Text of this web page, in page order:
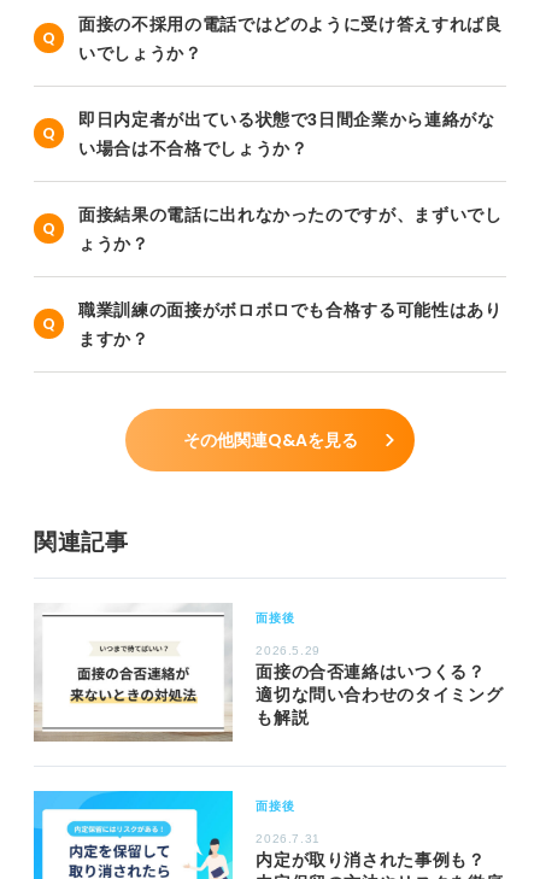
面接の不採用の電話ではどのように受け答えすれば良
いでしょうか？
即日内定者が出ている状態で3日間企業から連絡がな
い場合は不合格でしょうか？
面接結果の電話に出れなかったのですが、まずいでし
ょうか？
職業訓練の面接がボロボロでも合格する可能性はあり
ますか？
その他関連Q&Aを見る
関連記事
面接後
2026.5.29
面接の合否連絡はいつくる？
適切な問い合わせのタイミング
も解説
面接後
2026.7.31
内定が取り消された事例も？